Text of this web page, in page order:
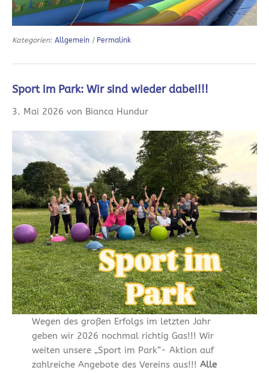
Kategorien: Allgemein | Permalink
Sport im Park: Wir sind wieder dabei!!!
3. Mai 2026 von Bianca Hundur
Wegen des großen Erfolgs im letzten Jahr
geben wir 2026 nochmal richtig Gas!!! Wir
weiten unsere „Sport im Park“- Aktion auf
zahlreiche Angebote des Vereins aus!!! Alle